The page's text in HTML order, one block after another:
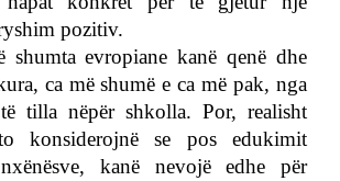
pozitiv.
shumta evropiane kanë qenë dhe
ca më shumë e ca më pak, nga
tilla nëpër shkolla. Por, realisht
konsiderojnë se pos edukimit
kanë nevojë edhe për